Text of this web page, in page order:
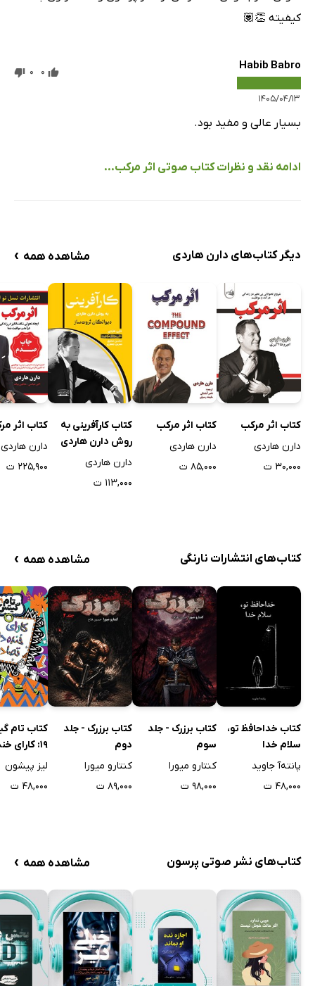
کیفیته 👏🏽
Habib Babro
۱۴۰۵/۰۴/۱۳
0
0
بسیار عالی و مفید بود.
ادامه نقد و نظرات کتاب صوتی اثر مرکب...
دیگر کتاب‌های دارن هاردی مشاهده همه ›
کتاب اثر مرکب
دارن هاردی
۳۰,۰۰۰ ت
کتاب اثر مرکب
دارن هاردی
۸۵,۰۰۰ ت
کتاب کارآفرینی به
روش دارن هاردی
دارن هاردی
۱۱۳,۰۰۰ ت
کتاب اثر
دارن هاردی
۲۲۵,۹۰۰ ت
کتاب‌های انتشارات نارنگی مشاهده همه ›
کتاب خداحافظ تو،
سلام خدا
پانته‌آ جاوید
۴۸,۰۰۰ ت
کتاب برزرک - جلد
سوم
کنتارو میورا
۹۸,۰۰۰ ت
کتاب برزرک - جلد
دوم
کنتارو میورا
۸۹,۰۰۰ ت
کتاب تام
19: کارای
تصادفی
لیز پیشون
۴۸,۰۰۰ ت
کتاب‌های نشر صوتی پرسون مشاهده همه ›